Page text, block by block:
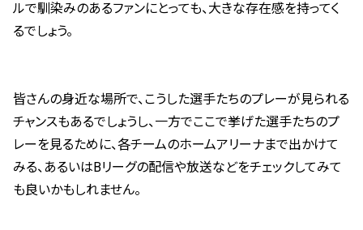
ルで馴染みのあるファンにとっても、大きな存在感を持ってく
るでしょう。
皆さんの身近な場所で、こうした選手たちのプレーが見られる
チャンスもあるでしょうし、一方でここで挙げた選手たちのプ
レーを見るために、各チームのホームアリーナまで出かけて
みる、あるいはBリーグの配信や放送などをチェックしてみて
も良いかもしれません。